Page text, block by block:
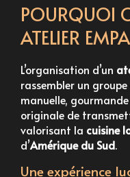
POURQUOI
ATELIER
L’organisation d’un
rassembler un
manuelle,
originale de
valorisant la cuisine
d’Amérique du Sud.
Une expérience